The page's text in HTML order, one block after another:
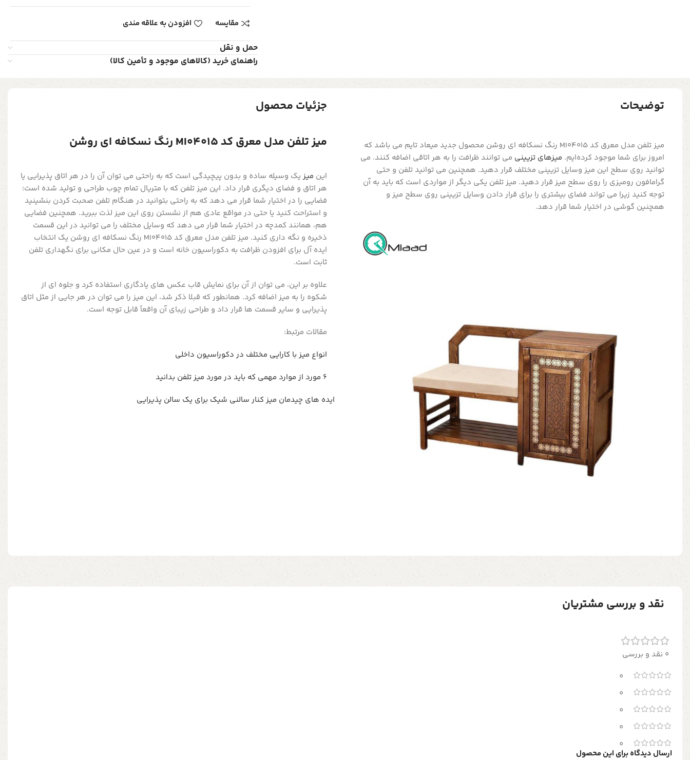
مقایسه افزودن به علاقه مندی
حمل و نقل
راهنمای خرید (کالاهای موجود و تأمین کالا)
توضیحات
میز تلفن مدل معرق کد MI04015 رنگ نسکافه ای روشن محصول جدید میعاد تایم می باشد که
امروز برای شما موجود کرده‌ایم. میزهای تزیینی می توانند ظرافت را به هر اتاقی اضافه کنند. می
توانید روی سطح این میز وسایل تزیینی مختلف قرار دهید. همچنین می توانید تلفن و حتی
گرامافون رومیزی را روی سطح میز قرار دهید. میز تلفن یکی دیگر از مواردی است که باید به آن
توجه کنید زیرا می تواند فضای بیشتری را برای قرار دادن وسایل تزیینی روی سطح میز و
همچنین گوشی در اختیار شما قرار دهد.
جزئیات محصول
میز تلفن مدل معرق کد MI04015 رنگ نسکافه ای روشن
این میز یک وسیله ساده و بدون پیچیدگی است که به راحتی می توان آن را در هر اتاق پذیرایی یا
هر اتاق و فضای دیگری قرار داد. این میز تلفن که با متریال تمام چوب طراحی و تولید شده است؛
فضایی را در اختیار شما قرار می دهد که به راحتی بتوانید در هنگام تلفن صحبت کردن بنشینید
و استراحت کنید یا حتی در مواقع عادی هم از نشستن روی این میز لذت ببرید. همچنین فضایی
هم، همانند کمدچه در اختیار شما قرار می دهد که وسایل مختلف را می توانید در این قسمت
ذخیره و نگه داری کنید. میز تلفن مدل معرق کد MI04015 رنگ نسکافه ای روشن یک انتخاب
ایده آل برای افزودن ظرافت به دکوراسیون خانه است و در عین حال مکانی برای نگهداری تلفن
ثابت است.
علاوه بر این، می توان از آن برای نمایش قاب عکس های یادگاری استفاده کرد و جلوه ای از
شکوه را به میز اضافه کرد. همانطور که قبلا ذکر شد، این میز را می توان در هر جایی از مثل اتاق
پذیرایی و سایر قسمت ها قرار داد و طراحی زیبای آن واقعاً قابل توجه است.
مقالات مرتبط:
انواع میز با کارایی مختلف در دکوراسیون داخلی
6 مورد از موارد مهمی که باید در مورد میز تلفن بدانید
ایده های چیدمان میز کنار سالنی شیک برای یک سالن پذیرایی
نقد و بررسی مشتریان
0 نقد و بررسی
0
0
0
0
0
ارسال دیدگاه برای این محصول